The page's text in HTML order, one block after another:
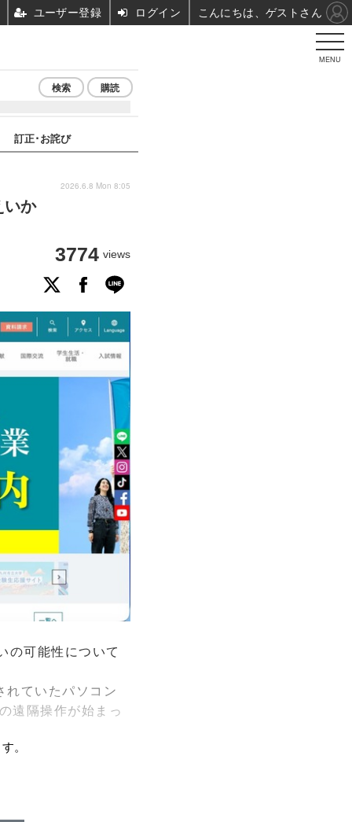
MENU
検索 購読
訂正･お詫び
いか
3774 views
2026.6.8 Mon 8:05
の可能性について
ていたパソコン
遠隔操作が始まっ
。
ユーザー登録 ログイン こんにちは、ゲストさん